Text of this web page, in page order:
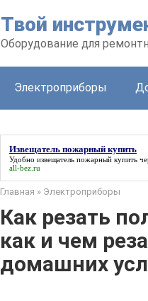
Твой
Оборудование для
Электроприборы
Извещатель пожарный купить
Удобно извещатель пожарный купить
all-bez.ru
Главная » Электроприборы
Как резать
как и чем
домашних